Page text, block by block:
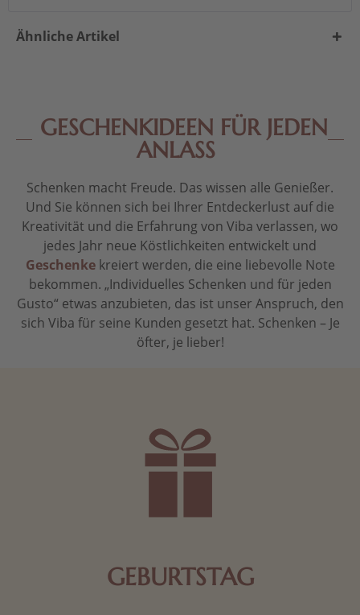
Ähnliche Artikel
GESCHENKIDEEN FÜR JEDEN
ANLASS
Schenken macht Freude. Das wissen alle Genießer.
Und Sie können sich bei Ihrer Entdeckerlust auf die
Kreativität und die Erfahrung von Viba verlassen, wo
jedes Jahr neue Köstlichkeiten entwickelt und
Geschenkekreiert werden, die eine liebevolle Note
bekommen. „Individuelles Schenken und für jeden
Gusto“ etwas anzubieten, das ist unser Anspruch, den
sich Viba für seine Kunden gesetzt hat. Schenken – Je
öfter, je lieber!
GEBURTSTAG